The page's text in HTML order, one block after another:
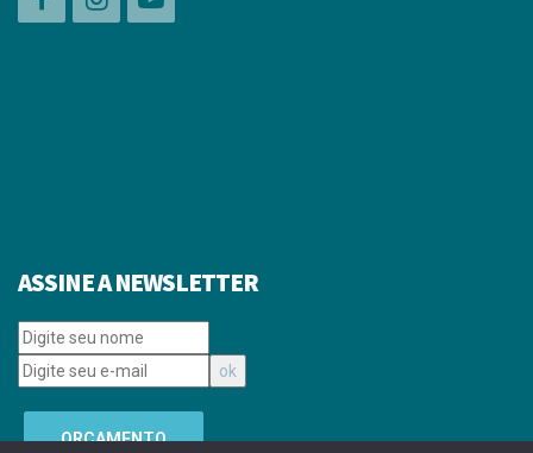
ASSINE A NEWSLETTER
ORÇAMENTO